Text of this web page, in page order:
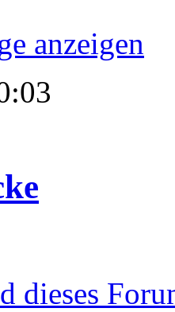
anzeigen
dieses